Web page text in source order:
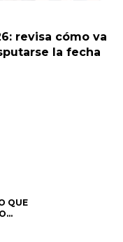
revisa cómo va
la fecha
QUE
“UNA